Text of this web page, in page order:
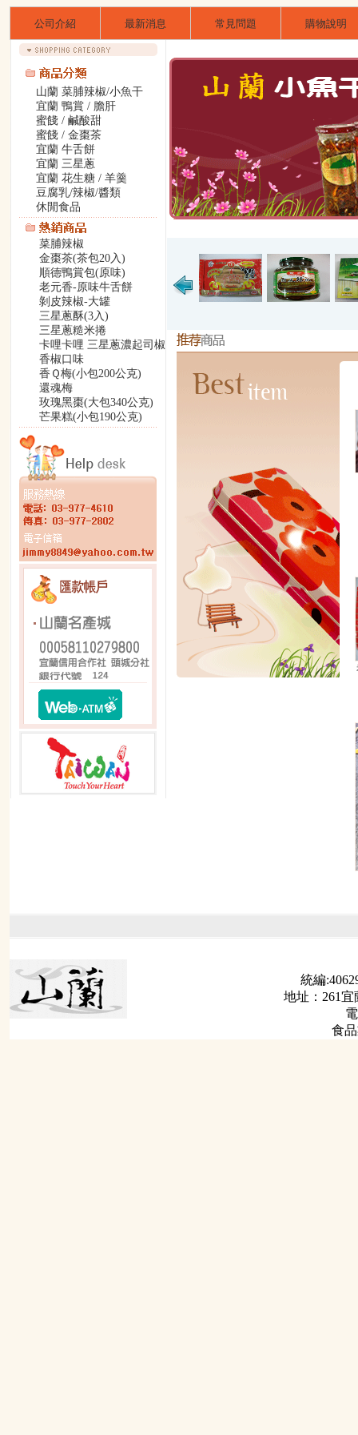
公司介紹 最新消息 常見問題 購物說明
山蘭 菜脯辣椒/小魚干
宜蘭 鴨賞 / 膽肝
蜜餞 / 鹹酸甜
蜜餞 / 金棗茶
宜蘭 牛舌餅
宜蘭 三星蔥
宜蘭 花生糖 / 羊羹
豆腐乳/辣椒/醬類
休閒食品
菜脯辣椒
金棗茶(茶包20入)
順德鴨賞包(原味)
老元香-原味牛舌餅
剝皮辣椒-大罐
三星蔥酥(3入)
三星蔥糙米捲
卡哩卡哩 三星蔥濃起司椒
香椒口味
香Ｑ梅(小包200公克)
還魂梅
玫瑰黑棗(大包340公克)
芒果糕(小包190公克)
統編
地址：261
食